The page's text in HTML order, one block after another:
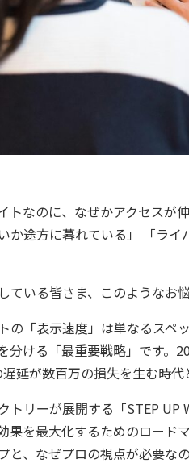
トなのに、なぜかアクセス
か途方に暮れている」 「ラ
ている皆さま、このようなお
の「表示速度」は単なるスペ
分ける「最重要戦略」です。
延が数百万の損失を生む時代
トリーが展開する「STEP
果を最大化するためのロード
、なぜプロの視点が必要な